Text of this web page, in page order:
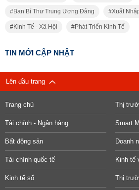
Ban Bí Thư Trung Ương Đảng Xuất
Kinh Tế - Xã Hội Phát Triển Kinh Tế
TIN MỚI CẬP NHẬT
Lên đầu trang
Trang chủ Thị
Tài chính - Ngân hàng Smart
Bất động sản Doanh
Tài chính quốc tế Kinh tế
Kinh tế số Thị